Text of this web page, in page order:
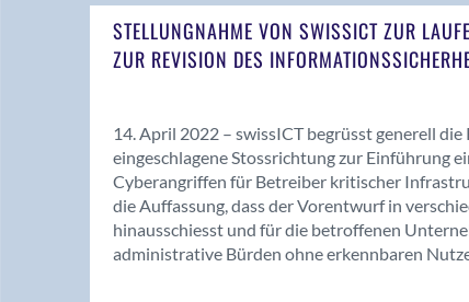
STELLUNGNAHME VON SWISSICT ZUR
ZUR REVISION DES
14. April 2022 – swissICT begrüsst generell
eingeschlagene Stossrichtung zur Einführung
Cyberangriffen für Betreiber kritischer
die Auffassung, dass der Vorentwurf in
hinausschiesst und für die betroffenen
administrative Bürden ohne erkennbaren